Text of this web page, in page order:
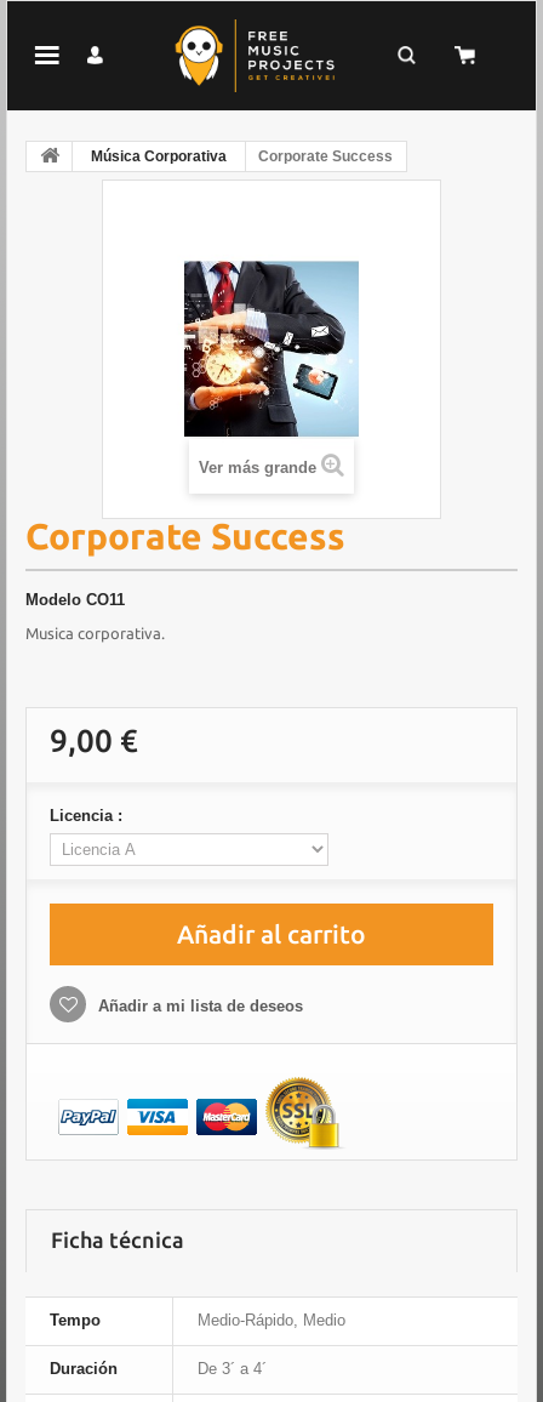
Música Corporativa Corporate Success
Ver más grande
Corporate Success
Modelo CO11
Musica corporativa.
9,00 €
Licencia :
Añadir al carrito
Añadir a mi lista de deseos
Ficha técnica
Tempo Medio-Rápido, Medio
Duración De 3´ a 4´